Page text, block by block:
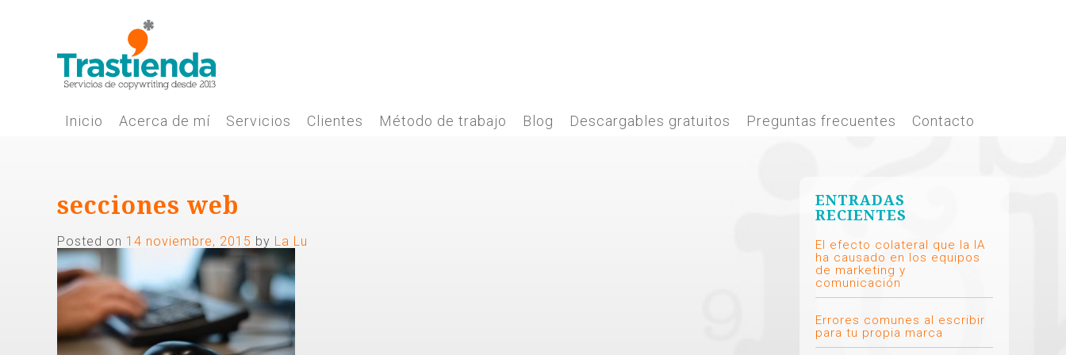
Inicio Acerca de mí Servicios Clientes Método de trabajo Blog Descargables gratuitos Preguntas frecuentes Contacto
secciones web
Posted on 14 noviembre, 2015 by La Lu
ENTRADAS
RECIENTES
El efecto colateral que la IA
ha causado en los equipos
de marketing y
comunicación
Errores comunes al escribir
para tu propia marca